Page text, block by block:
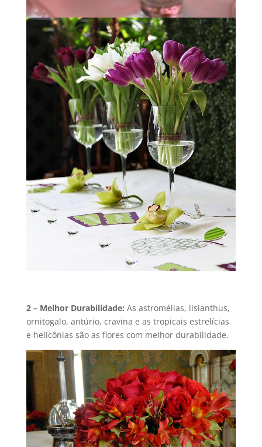
2 – Melhor Durabilidade: As astromélias, lisianthus,
ornitogalo, antúrio, cravina e as tropicais estrelícias
e helicônias são as flores com melhor durabilidade.